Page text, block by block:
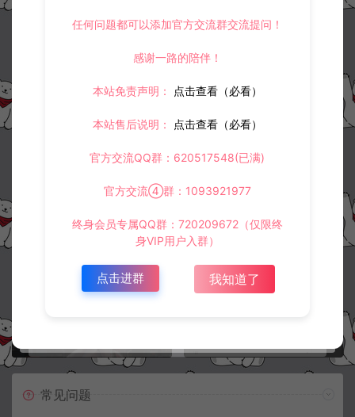
将会第一时间解决！
业用途，请大家不要用于商用！
定制后台
剑灵M革命授权后台+详细安装教程
冷雨泽ღ 默认解压密码：www.lyzwlkj.vip 复
常见问题
任何问题都可以添加官方交流群交流提问！
感谢一路的陪伴！
本站免责声明： 点击查看（必看）
本站售后说明： 点击查看（必看）
官方交流QQ群：620517548(已满)
官方交流④群：1093921977
终身会员专属QQ群：720209672（仅限终
身VIP用户入群）
点击进群 我知道了